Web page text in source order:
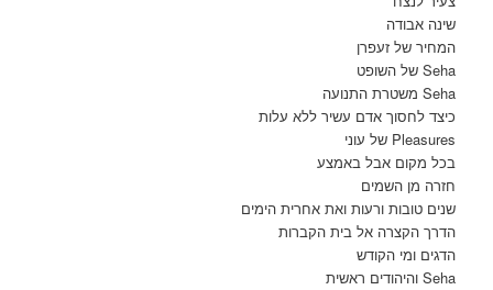
שינה אבודה
המחיר של זעפרן
Seha של השופט
Seha משטרת התנועה
כיצד לחסוך אדם עשיר ללא עלות
Pleasures של עוני
בכל מקום אבל באמצע
חזרה מן השמים
שנים טובות ורעות ואת אחרית הימים
הדרך הקצרה אל בית הקברות
הדגים ומי הקודש
Seha והיהודים ראשית